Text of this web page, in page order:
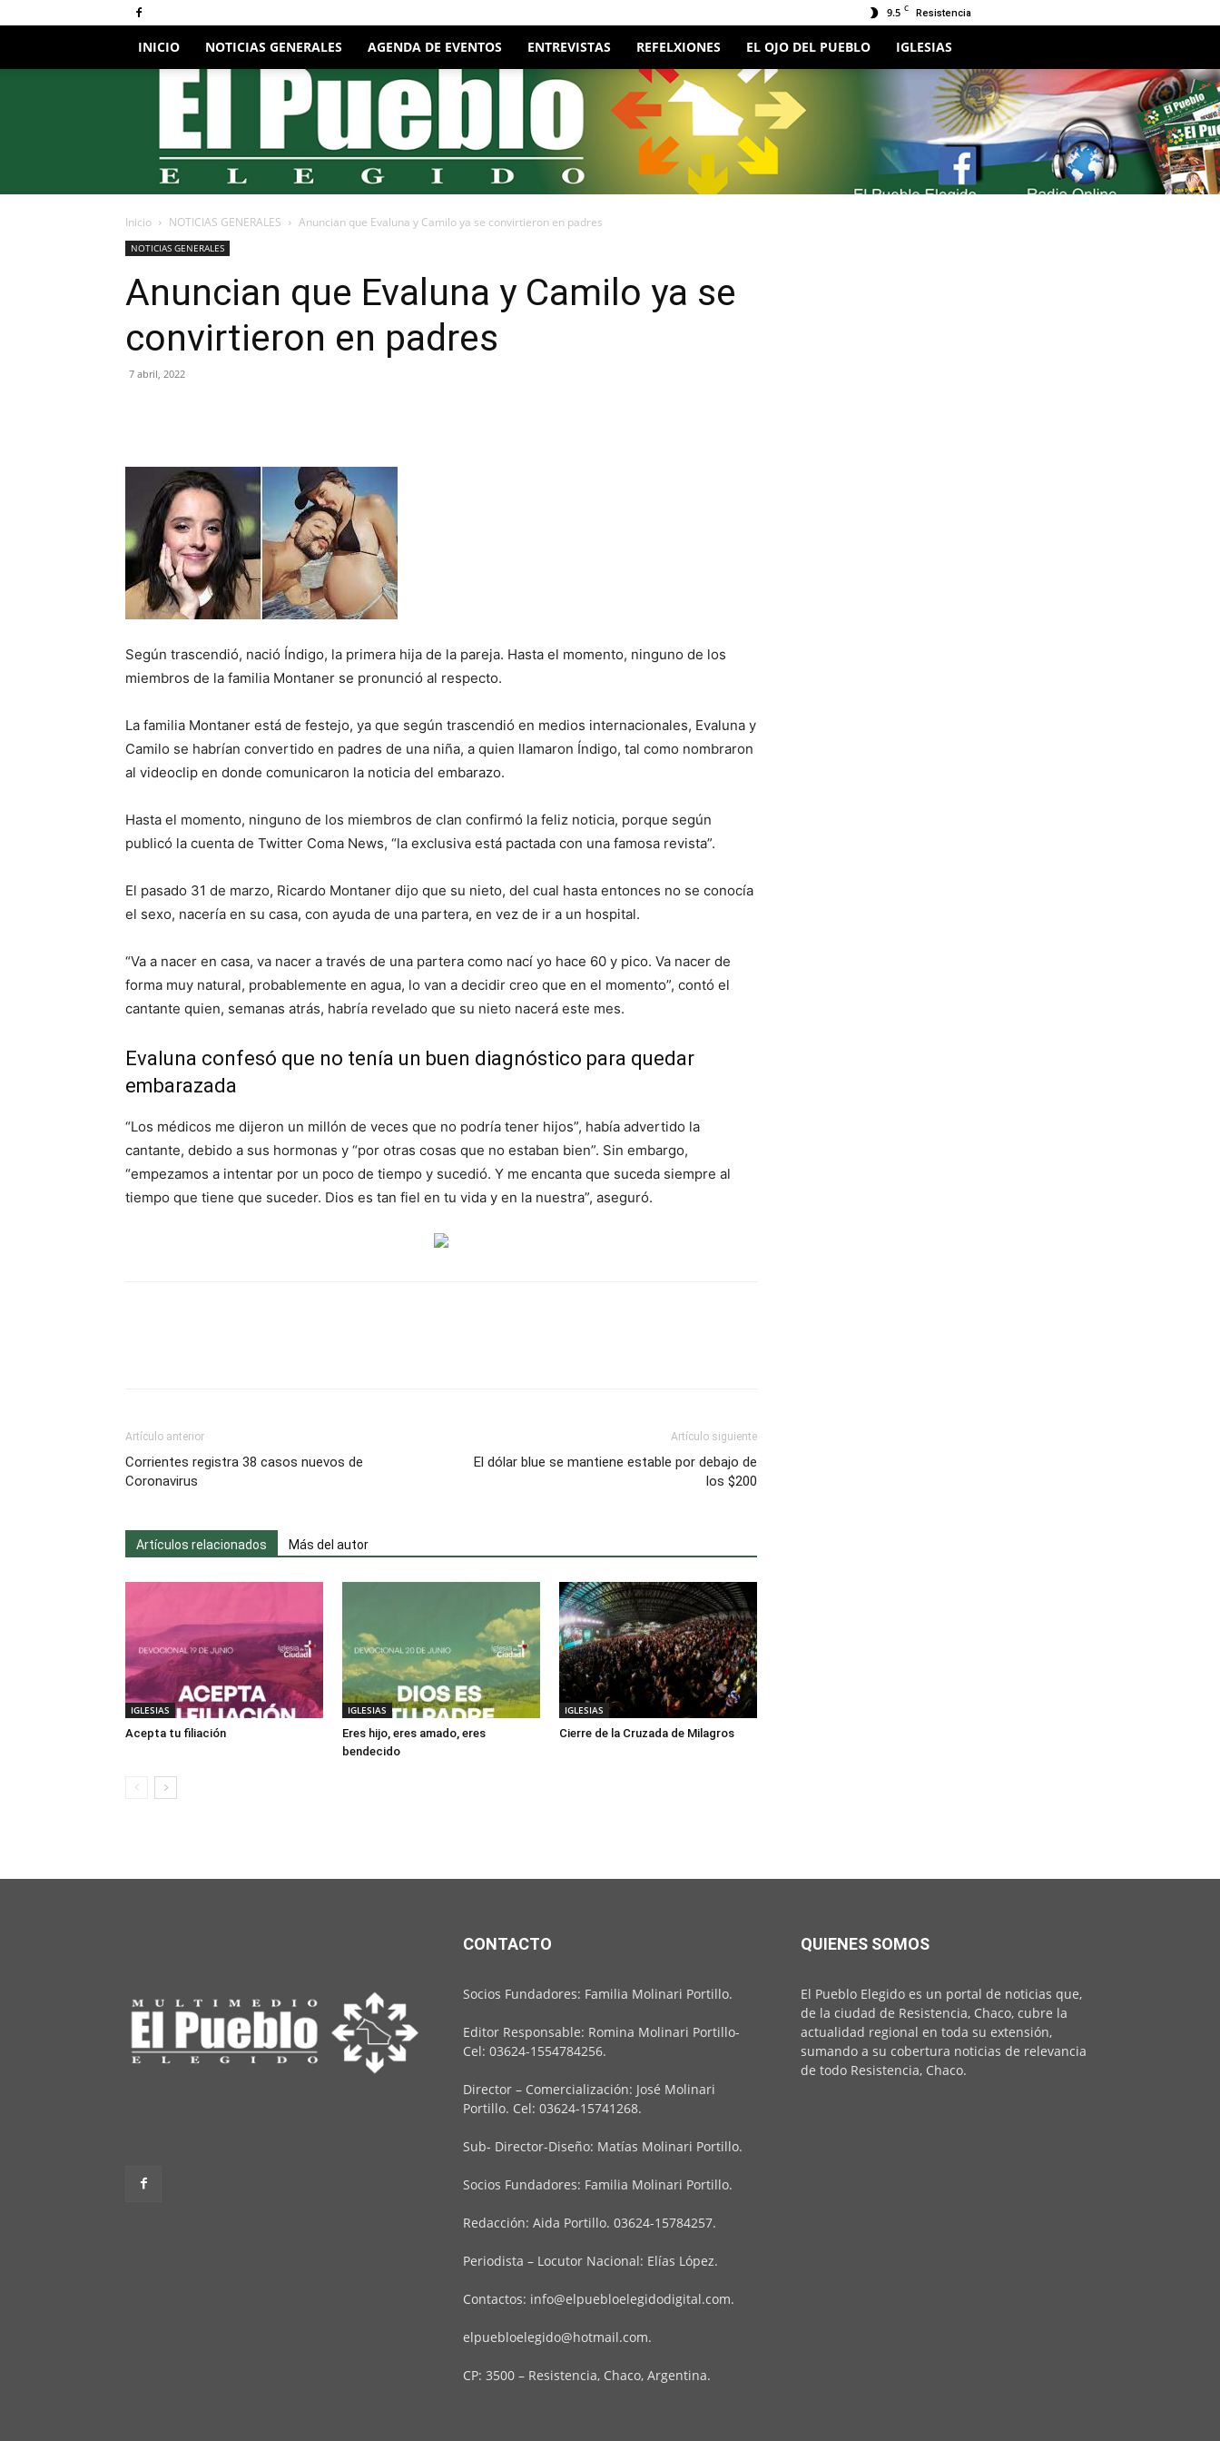
9.5 C Resistencia
INICIO NOTICIAS GENERALES AGENDA DE EVENTOS ENTREVISTAS REFELXIONES EL OJO DEL PUEBLO IGLESIAS
Pueblo
Elegido
Digital
Inicio NOTICIAS GENERALES Anuncian que Evaluna y Camilo ya se convirtieron en padres
NOTICIAS GENERALES
Anuncian que Evaluna y Camilo ya se
convirtieron en padres
7 abril, 2022
Según trascendió, nació Índigo, la primera hija de la pareja. Hasta el momento, ninguno de los
miembros de la familia Montaner se pronunció al respecto.
La familia Montaner está de festejo, ya que según trascendió en medios internacionales, Evaluna y
Camilo se habrían convertido en padres de una niña, a quien llamaron Índigo, tal como nombraron
al videoclip en donde comunicaron la noticia del embarazo.
Hasta el momento, ninguno de los miembros de clan confirmó la feliz noticia, porque según
publicó la cuenta de Twitter Coma News, “la exclusiva está pactada con una famosa revista”.
El pasado 31 de marzo, Ricardo Montaner dijo que su nieto, del cual hasta entonces no se conocía
el sexo, nacería en su casa, con ayuda de una partera, en vez de ir a un hospital.
“Va a nacer en casa, va nacer a través de una partera como nací yo hace 60 y pico. Va nacer de
forma muy natural, probablemente en agua, lo van a decidir creo que en el momento”, contó el
cantante quien, semanas atrás, habría revelado que su nieto nacerá este mes.
Evaluna confesó que no tenía un buen diagnóstico para quedar
embarazada
“Los médicos me dijeron un millón de veces que no podría tener hijos”, había advertido la
cantante, debido a sus hormonas y “por otras cosas que no estaban bien”. Sin embargo,
“empezamos a intentar por un poco de tiempo y sucedió. Y me encanta que suceda siempre al
tiempo que tiene que suceder. Dios es tan fiel en tu vida y en la nuestra”, aseguró.
Artículo anterior
Corrientes registra 38 casos nuevos de
Coronavirus
Artículo siguiente
El dólar blue se mantiene estable por debajo de
los $200
Artículos relacionados Más del autor
IGLESIAS
Acepta tu filiación
IGLESIAS
Eres hijo, eres amado, eres
bendecido
IGLESIAS
Cierre de la Cruzada de Milagros
CONTACTO
Socios Fundadores: Familia Molinari Portillo.
Editor Responsable: Romina Molinari Portillo-
Cel: 03624-1554784256.
Director – Comercialización: José Molinari
Portillo. Cel: 03624-15741268.
Sub- Director-Diseño: Matías Molinari Portillo.
Socios Fundadores: Familia Molinari Portillo.
Redacción: Aida Portillo. 03624-15784257.
Periodista – Locutor Nacional: Elías López.
Contactos: info@elpuebloelegidodigital.com.
elpuebloelegido@hotmail.com.
CP: 3500 – Resistencia, Chaco, Argentina.
QUIENES SOMOS
El Pueblo Elegido es un portal de noticias que,
de la ciudad de Resistencia, Chaco, cubre la
actualidad regional en toda su extensión,
sumando a su cobertura noticias de relevancia
de todo Resistencia, Chaco.